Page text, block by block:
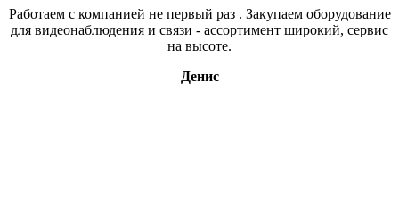
Работаем с компанией не первый раз . Закупаем оборудование
для видеонаблюдения и связи - ассортимент широкий, сервис
на высоте.
Денис